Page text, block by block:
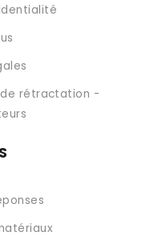
rétractation -